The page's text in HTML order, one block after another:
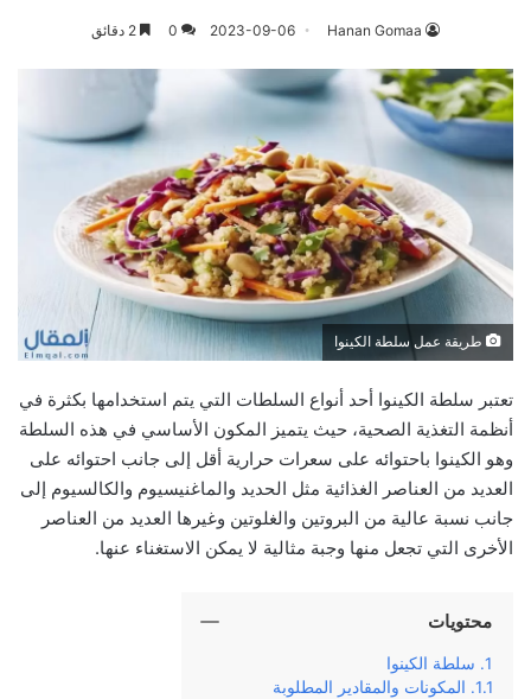
Hanan Gomaa
2023-09-06
0
طريقة عمل سلطة الكينوا
تعتبر سلطة الكينوا أحد أنواع السلطات التي يتم استخدامها بكثرة في
أنظمة التغذية الصحية، حيث يتميز المكون الأساسي في هذه السلطة
وهو الكينوا باحتوائه على سعرات حرارية أقل إلى جانب احتوائه على
العديد من العناصر الغذائية مثل الحديد والماغنيسيوم والكالسيوم إلى
جانب نسبة عالية من البروتين والغلوتين وغيرها العديد من العناصر
الأخرى التي تجعل منها وجبة مثالية لا يمكن الاستغناء عنها.
محتويات
سلطة الكينوا
المكونات والمقادير المطلوبة